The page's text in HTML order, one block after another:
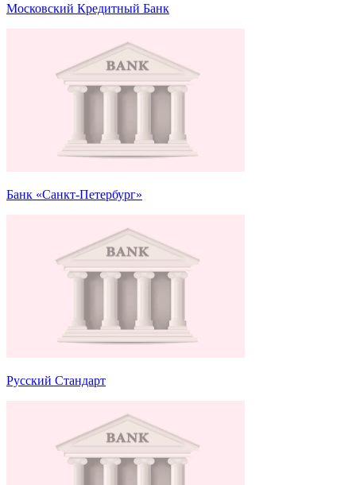
Московский Кредитный Банк
Банк «Санкт-Петербург»
Русский Стандарт